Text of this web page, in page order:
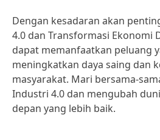
Dengan kesadaran akan
4.0 dan Transformasi Ekonomi
dapat memanfaatkan peluang
meningkatkan daya saing dan
masyarakat. Mari bersama-
Industri 4.0 dan mengubah
depan yang lebih baik.